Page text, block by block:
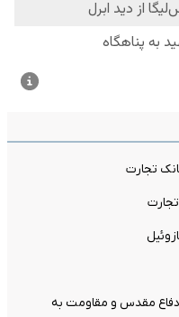
تجارت
دفاع مقدس و مقاومت به